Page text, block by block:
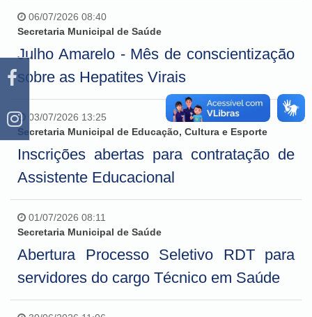
06/07/2026 08:40
Secretaria Municipal de Saúde
Julho Amarelo - Mês de conscientização
sobre as Hepatites Virais
03/07/2026 13:25
Secretaria Municipal de Educação, Cultura e Esporte
Inscrições abertas para contratação de
Assistente Educacional
01/07/2026 08:11
Secretaria Municipal de Saúde
Abertura Processo Seletivo RDT para
servidores do cargo Técnico em Saúde